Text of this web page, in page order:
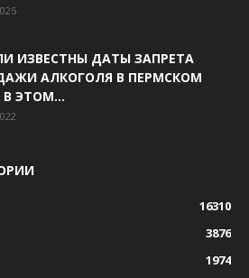
ИЗВЕСТНЫ ДАТЫ ЗАПРЕТА
АЛКОГОЛЯ В ПЕРМСКОМ
В ЭТОМ...
16310
3876
1974